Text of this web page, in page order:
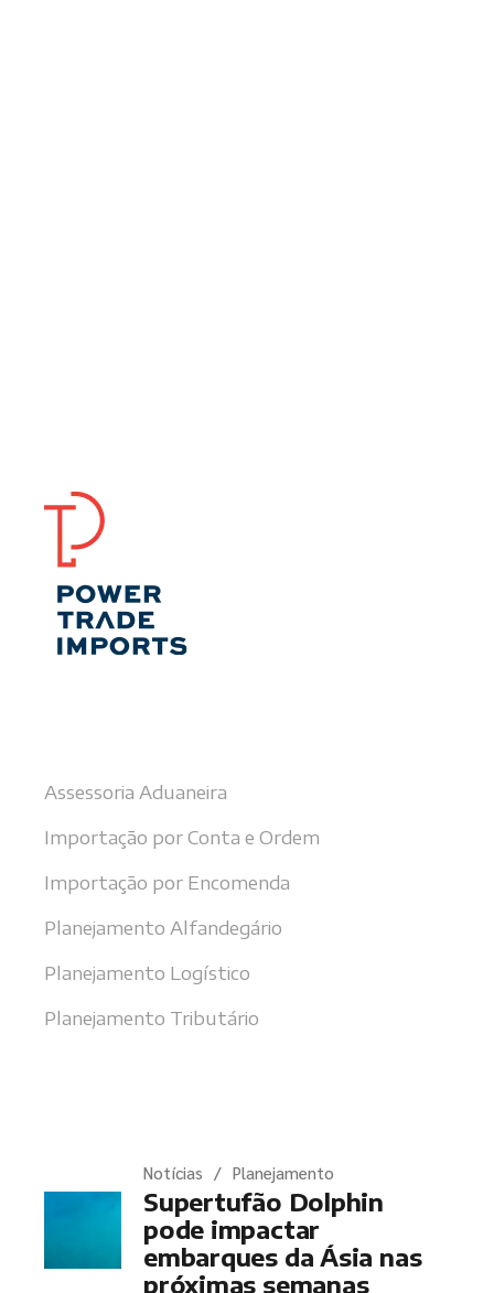
Assessoria Aduaneira
Importação por Conta e Ordem
Importação por Encomenda
Planejamento Alfandegário
Planejamento Logístico
Planejamento Tributário
Notícias Planejamento
Supertufão Dolphin
pode impactar
embarques da Ásia nas
próximas semanas